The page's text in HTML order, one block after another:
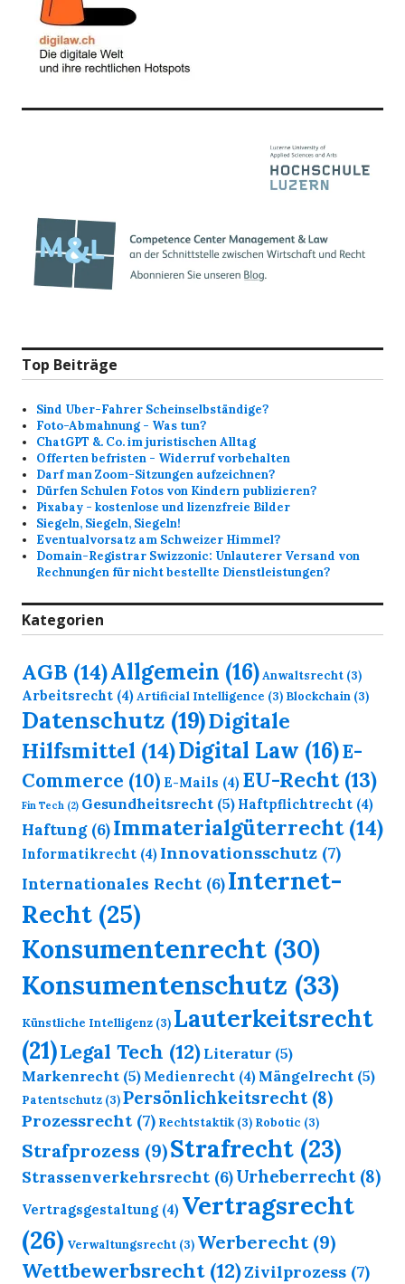
Top Beiträge
Sind Uber-Fahrer Scheinselbständige?
Foto-Abmahnung - Was tun?
ChatGPT &. Co. im juristischen Alltag
Offerten befristen - Widerruf vorbehalten
Darf man Zoom-Sitzungen aufzeichnen?
Dürfen Schulen Fotos von Kindern publizieren?
Pixabay - kostenlose und lizenzfreie Bilder
Siegeln, Siegeln, Siegeln!
Eventualvorsatz am Schweizer Himmel?
Domain-Registrar Swizzonic: Unlauterer Versand von
Rechnungen für nicht bestellte Dienstleistungen?
Kategorien
AGB (14)Allgemein (16)Anwaltsrecht (3)
Arbeitsrecht (4)Artificial Intelligence (3) Blockchain (3)
Datenschutz (19)Digitale
Hilfsmittel (14)Digital Law (16)E-
Commerce (10) E-Mails (4) EU-Recht(13)
Fin Tech (2) Gesundheitsrecht (5) Haftpflichtrecht (4)
Haftung(6)Immaterialgüterrecht(14)
Informatikrecht (4) Innovationsschutz (7)
Internationales Recht (6)Internet-
Recht (25)
Konsumentenrecht (30)
Konsumentenschutz (33)
Künstliche Intelligenz (3) Lauterkeitsrecht
(21)Legal Tech (12) Literatur (5)
Markenrecht (5) Medienrecht (4) Mängelrecht (5)
Patentschutz (3)Persönlichkeitsrecht(8)
Prozessrecht (7) Rechtstaktik(3) Robotic (3)
Strafprozess (9)Strafrecht (23)
Strassenverkehrsrecht (6)Urheberrecht(8)
Vertragsgestaltung (4) Vertragsrecht
(26) Verwaltungsrecht (3) Werberecht(9)
Wettbewerbsrecht(12)Zivilprozess (7)